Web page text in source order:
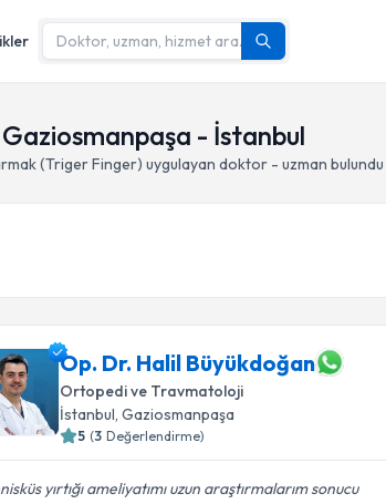
- İstanbul
(Triger Finger) uygulayan doktor - uzman bulundu
Op. Dr. Halil Büyükdoğan
Ortopedi ve Travmatoloji
İstanbul, Gaziosmanpaşa
5 (3 Değerlendirme)
yırtığı ameliyatımı uzun araştırmalarım sonucu